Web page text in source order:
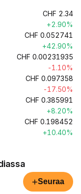
CHF 2.34
+2.90%
CHF 0.052741
+42.90%
CHF 0.00231935
-1.10%
CHF 0.097358
-17.50%
CHF 0.385991
+8.20%
CHF 0.198452
+10.40%
+Seuraa